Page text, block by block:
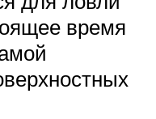
время